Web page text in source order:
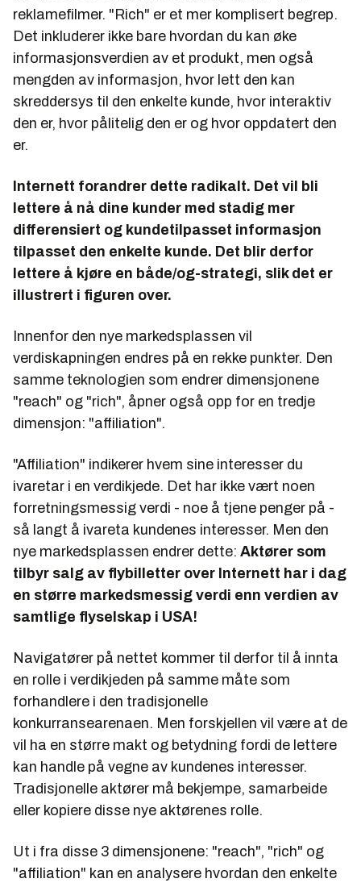
reklamefilmer. "Rich" er et mer komplisert begrep.
Det inkluderer ikke bare hvordan du kan øke
informasjonsverdien av et produkt, men også
mengden av informasjon, hvor lett den kan
skreddersys til den enkelte kunde, hvor interaktiv
den er, hvor pålitelig den er og hvor oppdatert den
er.
Internett forandrer dette radikalt. Det vil bli
lettere å nå dine kunder med stadig mer
differensiert og kundetilpasset informasjon
tilpasset den enkelte kunde. Det blir derfor
lettere å kjøre en både/og-strategi, slik det er
illustrert i figuren over.
Innenfor den nye markedsplassen vil
verdiskapningen endres på en rekke punkter. Den
samme teknologien som endrer dimensjonene
"reach" og "rich", åpner også opp for en tredje
dimensjon: "affiliation".
"Affiliation" indikerer hvem sine interesser du
ivaretar i en verdikjede. Det har ikke vært noen
forretningsmessig verdi - noe å tjene penger på -
så langt å ivareta kundenes interesser. Men den
nye markedsplassen endrer dette: Aktører som
tilbyr salg av flybilletter over Internett har i dag
en større markedsmessig verdi enn verdien av
samtlige flyselskap i USA!
Navigatører på nettet kommer til derfor til å innta
en rolle i verdikjeden på samme måte som
forhandlere i den tradisjonelle
konkurransearenaen. Men forskjellen vil være at de
vil ha en større makt og betydning fordi de lettere
kan handle på vegne av kundenes interesser.
Tradisjonelle aktører må bekjempe, samarbeide
eller kopiere disse nye aktørenes rolle.
Ut i fra disse 3 dimensjonene: "reach", "rich" og
"affiliation" kan en analysere hvordan den enkelte